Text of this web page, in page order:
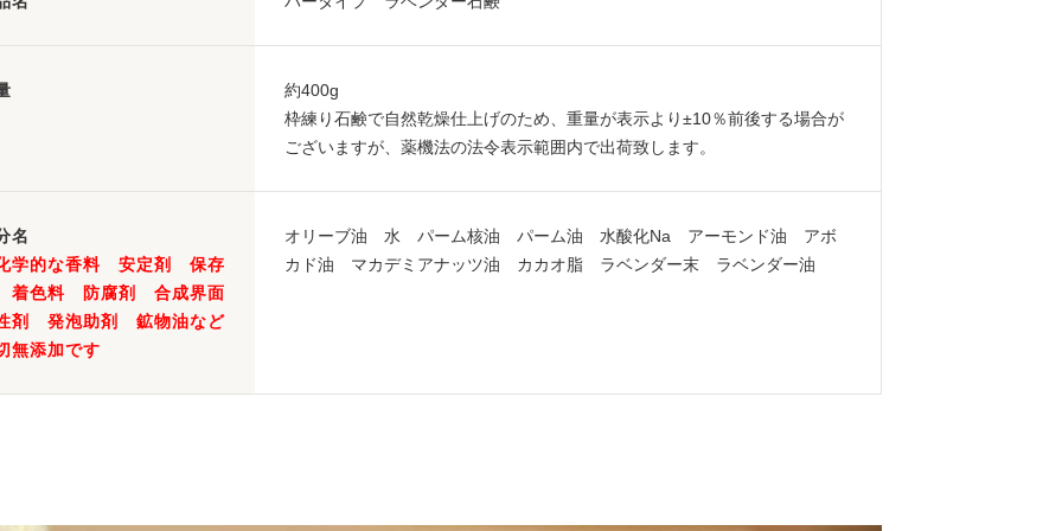
約400g
枠練り石鹸で自然乾燥仕上げのため、重量が表示より±10％前後する場合が
ございますが、薬機法の法令表示範囲内で出荷致します。
名
学的な香料 安定剤 保存
色料 防腐剤 合成界面
剤 発泡助剤 鉱物油など
無添加です
オリーブ油 水 パーム核油 パーム油 水酸化Na アーモンド油 アボ
カド油 マカデミアナッツ油 カカオ脂 ラベンダー末 ラベンダー油